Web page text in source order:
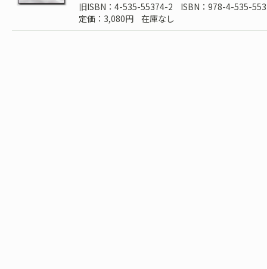
旧ISBN：4-535-55374-2
ISBN：978-4-535-
定価：3,080円
在庫なし